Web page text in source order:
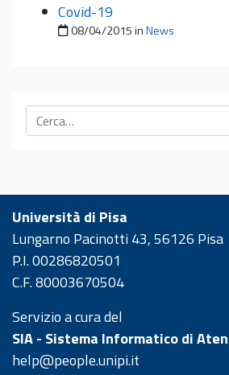
Covid-19
Pubblicato il
08/04/2015inNews
Cerca
Università di Pisa
Lungarno Pacinotti 43, 56126 Pisa
P.I. 00286820501
C.F. 80003670504
Servizio a cura del
SIA - Sistema Informatico di
help@people.unipi.it